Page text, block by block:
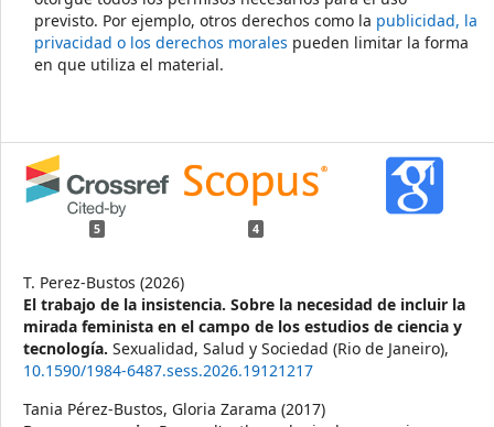
previsto. Por ejemplo, otros derechos como la publicidad, la
privacidad o los derechos morales pueden limitar la forma
en que utiliza el material.
5 4
T. Perez-Bustos (2026)
El trabajo de la insistencia. Sobre la necesidad de incluir la
mirada feminista en el campo de los estudios de ciencia y
tecnología. Sexualidad, Salud y Sociedad (Rio de Janeiro),
10.1590/1984-6487.sess.2026.19121217
Tania Pérez-Bustos, Gloria Zarama (2017)